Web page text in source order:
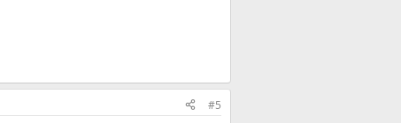
#5